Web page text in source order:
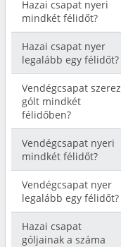
Hazai csapat nyeri
mindkét félidőt?
Hazai csapat nyer
legalább egy félidőt?
Vendégcsapat szerez
gólt mindkét
félidőben?
Vendégcsapat nyeri
mindkét félidőt?
Vendégcsapat nyer
legalább egy félidőt?
Hazai csapat
góljainak a száma